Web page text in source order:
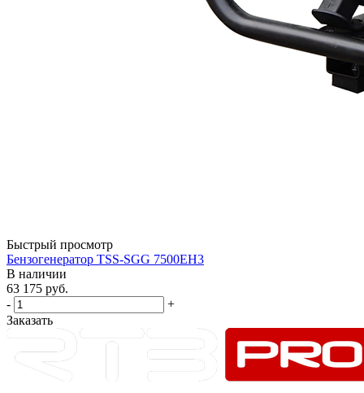
Быстрый просмотр
Бензогенератор TSS-SGG 7500ЕН3
В наличии
63 175 руб.
-
+
Заказать